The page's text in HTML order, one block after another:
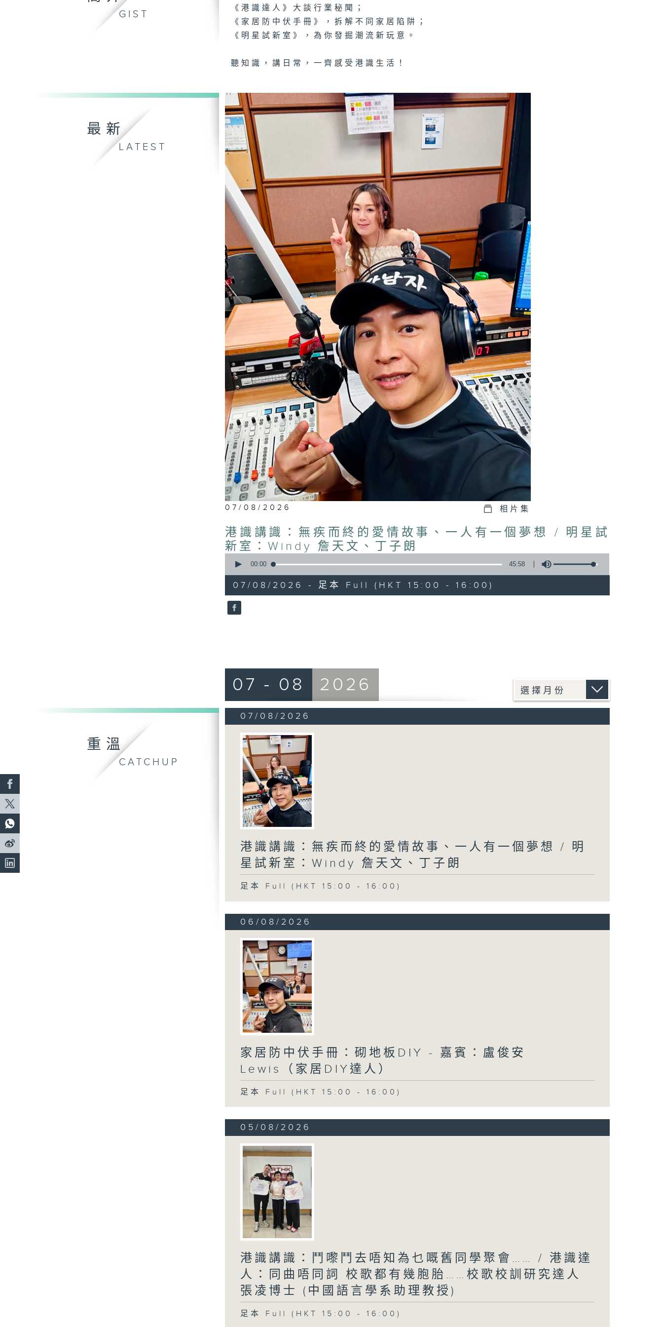
GIST
《港識達人》大談行業秘聞；
《家居防中伏手冊》，拆解不同家居陷阱；
《明星試新室》，為你發掘潮流新玩意。
聽知識，講日常，一齊感受港識生活！
最新
LATEST
07/08/2026 相片集
港識講識：無疾而終的愛情故事、一人有一個夢想 / 明星試
新室：Windy 詹天文、丁子朗
seconds
45
minutes,
58
seconds
90%
00:00 45:58
07/08/2026 - 足本 Full (HKT 15:00 - 16:00)
重溫
CATCHUP
07 - 08 2026
07/08/2026
港識講識：無疾而終的愛情故事、一人有一個夢想 / 明
星試新室：Windy 詹天文、丁子朗
足本 Full (HKT 15:00 - 16:00)
06/08/2026
家居防中伏手冊：砌地板DIY - 嘉賓：盧俊安
Lewis（家居DIY達人）
足本 Full (HKT 15:00 - 16:00)
05/08/2026
港識講識：鬥嚟鬥去唔知為乜嘅舊同學聚會…… / 港識達
人：同曲唔同詞 校歌都有幾胞胎……校歌校訓研究達人
張凌博士 (中國語言學系助理教授)
足本 Full (HKT 15:00 - 16:00)